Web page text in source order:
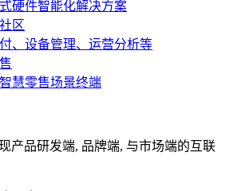
硬件智能化解决方案
区
、设备管理、运营分析等
慧零售场景终端
产品研发端, 品牌端, 与市场端的互联